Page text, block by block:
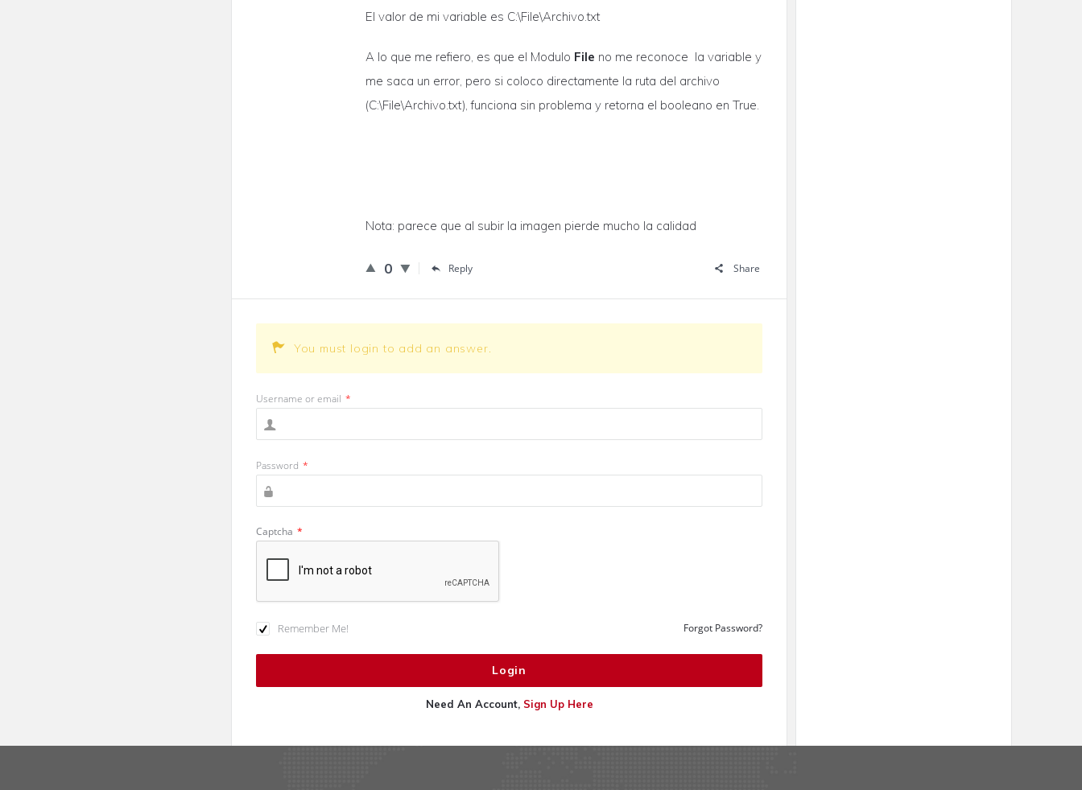
El valor de mi variable es C:\File\Archivo.txt
A lo que me refiero, es que el Modulo File no me reconoce la variable y
me saca un error, pero si coloco directamente la ruta del archivo
(C:\File\Archivo.txt), funciona sin problema y retorna el booleano en True.
Nota: parece que al subir la imagen pierde mucho la calidad
0 Reply Share
You must login to add an answer.
Username or email *
Password *
Captcha *
Remember Me! Forgot Password?
Need An Account, Sign Up Here